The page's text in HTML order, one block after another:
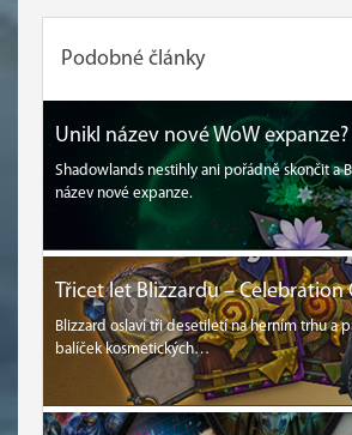
Podobné články
Unikl název nové WoW expanze?
Shadowlands nestihly ani pořádně skončit a
název nové expanze.
Třicet let Blizzardu – Celebration
Blizzard oslaví tři desetiletí na herním trhu a
balíček kosmetických…